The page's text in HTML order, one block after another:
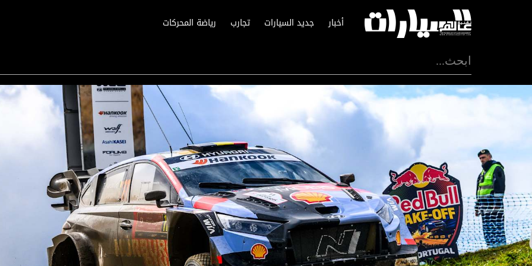
أخبار جديد السيارات تجارب رياضة المحركات